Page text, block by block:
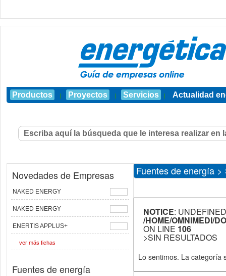
Productos | Proyectos | Servicios | Actualidad
Novedades de Empresas
NAKED ENERGY
NAKED ENERGY
ENERTIS APPLUS+
ver más fichas
Fuentes de energía
Fuentes de energía
NOTICE:
/HOME/OMNIMEDI/
ON LINE 106
>SIN RESULTADOS
Lo sentimos. La categoría